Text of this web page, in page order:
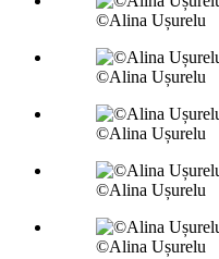
©Alina Ușurelu
©Alina Ușurelu
©Alina Ușurelu
©Alina Ușurelu
©Alina Ușurelu